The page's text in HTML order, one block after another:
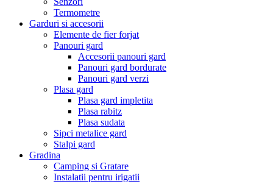
Termometre
Garduri si accesorii
Elemente de fier forjat
Panouri gard
Accesorii panouri gard
Panouri gard bordurate
Panouri gard verzi
Plasa gard
Plasa gard impletita
Plasa rabitz
Plasa sudata
Sipci metalice gard
Stalpi gard
Gradina
Camping si Gratare
Instalatii pentru irigatii